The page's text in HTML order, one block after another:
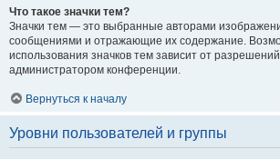
Что такое значки тем?
Значки тем — это выбранные авторами
сообщениями и отражающие их содержание.
использования значков тем зависит от
администратором конференции.
Вернуться к началу
Уровни пользователей и группы